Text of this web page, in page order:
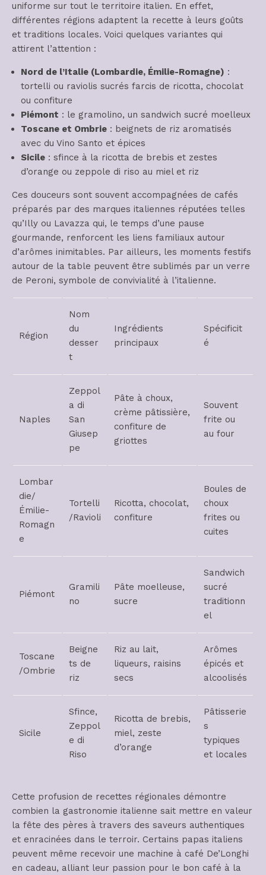
uniforme sur tout le territoire italien. En effet,
différentes régions adaptent la recette à leurs goûts
et traditions locales. Voici quelques variantes qui
attirent l’attention :
Nord de l’Italie (Lombardie, Émilie-Romagne) :
tortelli ou raviolis sucrés farcis de ricotta, chocolat
ou confiture
Piémont : le gramolino, un sandwich sucré moelleux
Toscane et Ombrie : beignets de riz aromatisés
avec du Vino Santo et épices
Sicile : sfince à la ricotta de brebis et zestes
d’orange ou zeppole di riso au miel et riz
Ces douceurs sont souvent accompagnées de cafés
préparés par des marques italiennes réputées telles
qu’Illy ou Lavazza qui, le temps d’une pause
gourmande, renforcent les liens familiaux autour
d’arômes inimitables. Par ailleurs, les moments festifs
autour de la table peuvent être sublimés par un verre
de Peroni, symbole de convivialité à l’italienne.
Région
Nom
du
desser
t
Ingrédients
principaux
Spécificit
é
Naples
Zeppol
a di
San
Giusep
pe
Pâte à choux,
crème pâtissière,
confiture de
griottes
Souvent
frite ou
au four
Lombar
die/
Émilie-
Romagn
e
Tortelli
/Ravioli
Ricotta, chocolat,
confiture
Boules de
choux
frites ou
cuites
Piémont
Gramili
no
Pâte moelleuse,
sucre
Sandwich
sucré
traditionn
el
Toscane
/Ombrie
Beigne
ts de
riz
Riz au lait,
liqueurs, raisins
secs
Arômes
épicés et
alcoolisés
Sicile
Sfince,
Zeppol
e di
Riso
Ricotta de brebis,
miel, zeste
d’orange
Pâtisserie
s
typiques
et locales
Cette profusion de recettes régionales démontre
combien la gastronomie italienne sait mettre en valeur
la fête des pères à travers des saveurs authentiques
et enracinées dans le terroir. Certains papas italiens
peuvent même recevoir une machine à café De’Longhi
en cadeau, alliant leur passion pour le bon café à la